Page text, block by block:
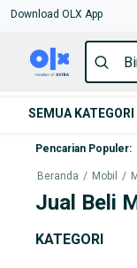
Download OLX App
SEMUA KATEGORI
Pencarian Populer:
Beranda / Mobil /
Jual Beli
KATEGORI